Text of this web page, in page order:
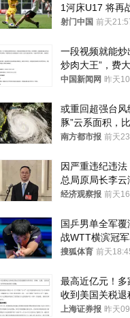
1河床U17 将再
射门中国 前天
一段视频就能炒
炒肉大王”，费大
吗？
中国新闻网 昨天
或重回超强台风
豚”云系面积，
大！深圳官方：
南方都市报 前天
因严重违纪违法
总局原局长李云
国人大代表
经济观察报 前天
国乒男单全军覆
战WTT横滨冠军
八强
搜狐体育 前天
最高近亿元！多
收到美国关税退
上海证券报 昨天